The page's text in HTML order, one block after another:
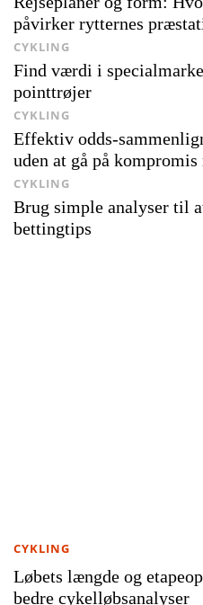
påvirker rytternes
Find værdi i
pointtrøjer
CYKLING
Effektiv odds-
uden at gå på
CYKLING
Brug simple analyser til
bettingtips
CYKLING
Løbets længde og
bedre cykelløbsanalyser
CYKLING